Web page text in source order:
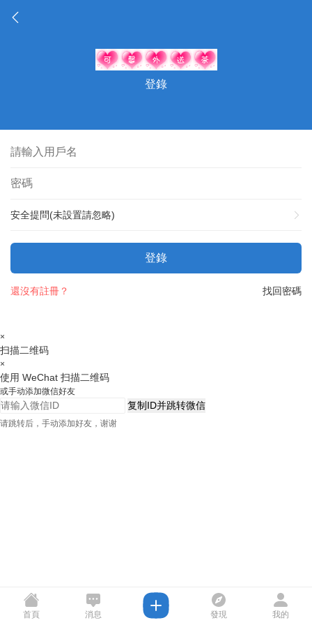
登錄
安全提問(未設置請忽略)
登錄
找回密碼
還沒有註冊？
×
扫描二维码
×
使用 WeChat 扫描二维码
或手动添加微信好友
复制ID并跳转微信
请跳转后，手动添加好友，谢谢
首頁 消息 發現 我的